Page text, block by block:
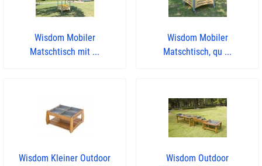
Wisdom Mobiler
Matschtisch mit ...
Wisdom Mobiler
Matschtisch, qu ...
Wisdom Kleiner Outdoor
Wisdom Outdoor